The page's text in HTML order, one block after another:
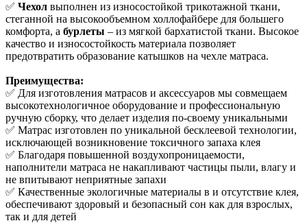
✅ Чехол выполнен из износостойкой трикотажной ткани,
стеганной на высокообъемном холлофайбере для большего
комфорта, а бурлеты – из мягкой бархатистой ткани. Высокое
качество и износостойкость материала позволяет
предотвратить образование катышков на чехле матраса.
Преимущества:
✅ Для изготовления матрасов и аксессуаров мы совмещаем
высокотехнологичное оборудование и профессиональную
ручную сборку, что делает изделия по-своему уникальными
✅ Матрас изготовлен по уникальной бесклеевой технологии,
исключающей возникновение токсичного запаха клея
✅ Благодаря повышенной воздухопроницаемости,
наполнители матраса не накапливают частицы пыли, влагу и
не впитывают неприятные запахи
✅ Качественные экологичные материалы в и отсутствие клея,
обеспечивают здоровый и безопасный сон как для взрослых,
так и для детей